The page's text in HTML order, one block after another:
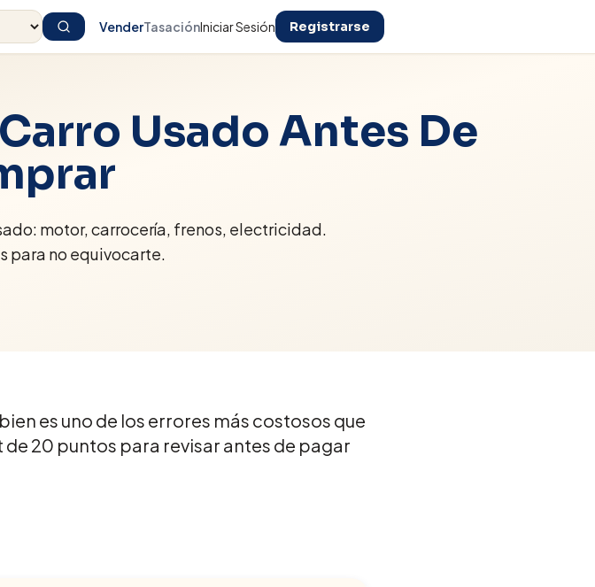
VenderTasaciónIniciar Sesión Registrarse
Usado Antes De
motor, carrocería, frenos, electricidad.
para no equivocarte.
es uno de los errores más costosos que
20 puntos para revisar antes de pagar